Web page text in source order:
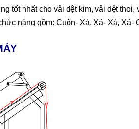
tốt nhất cho vải dệt kim, vải dệt thoi,
năng gồm: Cuộn- Xả, Xả- Xả, Xả-